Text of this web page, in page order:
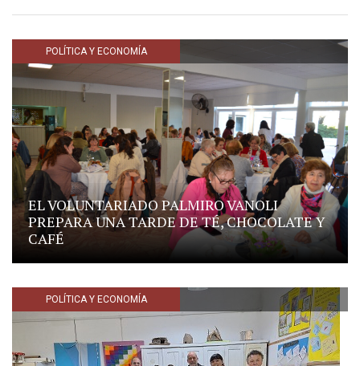
POLÍTICA Y ECONOMÍA
EL VOLUNTARIADO PALMIRO VANOLI
PREPARA UNA TARDE DE TÉ, CHOCOLATE Y
CAFÉ
POLÍTICA Y ECONOMÍA